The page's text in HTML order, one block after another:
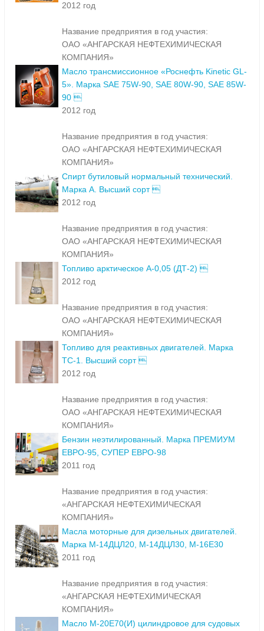
2012 год
Название предприятия в год участия:
ОАО «АНГАРСКАЯ НЕФТЕХИМИЧЕСКАЯ
КОМПАНИЯ»
Масло трансмиссионное «Роснефть Kinetic GL-
5». Марка SAE 75W-90, SAE 80W-90, SAE 85W-
90 
2012 год
Название предприятия в год участия:
ОАО «АНГАРСКАЯ НЕФТЕХИМИЧЕСКАЯ
КОМПАНИЯ»
Спирт бутиловый нормальный технический.
Марка А. Высший сорт 
2012 год
Название предприятия в год участия:
ОАО «АНГАРСКАЯ НЕФТЕХИМИЧЕСКАЯ
КОМПАНИЯ»
Топливо арктическое А-0,05 (ДТ-2) 
2012 год
Название предприятия в год участия:
ОАО «АНГАРСКАЯ НЕФТЕХИМИЧЕСКАЯ
КОМПАНИЯ»
Топливо для реактивных двигателей. Марка
ТС-1. Высший сорт 
2012 год
Название предприятия в год участия:
ОАО «АНГАРСКАЯ НЕФТЕХИМИЧЕСКАЯ
КОМПАНИЯ»
Бензин неэтилированный. Марка ПРЕМИУМ
ЕВРО-95, СУПЕР ЕВРО-98
2011 год
Название предприятия в год участия:
«АНГАРСКАЯ НЕФТЕХИМИЧЕСКАЯ
КОМПАНИЯ»
Масла моторные для дизельных двигателей.
Марка М-14ДЦЛ20, М-14ДЦЛ30, М-16Е30
2011 год
Название предприятия в год участия:
«АНГАРСКАЯ НЕФТЕХИМИЧЕСКАЯ
КОМПАНИЯ»
Масло М-20Е70(И) цилиндровое для судовых